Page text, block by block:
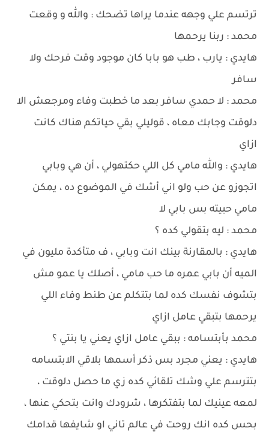
ترتسم علي وجهه عندما يراها تضحك : والله و وقعت
محمد : ربنا يرحمها
هايدي : يارب ، طب هو بابا كان موجود وقت فرحك ولا
سافر
محمد : لا حمدي سافر بعد ما خطبت وفاء ومرجعش الا
دلوقت وجابك معاه ، قوليلي بقي حياتكم هناك كانت
ازاي
هايدي : والله مامي كل اللي حكتهولي ، أن هي وبابي
اتجوزو عن حب ولو اني أشك في الموضوع ده ، يمكن
مامي حبيته بس بابي لا
محمد : ليه بتقولي كده ؟
هايدي : بالمقارنة بينك انت وبابي ، ف متأكدة مليون في
الميه أن بابي عمره ما حب مامي ، أصلك يا عمو مش
بتشوف نفسك كده لما بتتكلم عن طنط وفاء اللي
يرحمها بتبقي عامل ازاي
محمد بأبتسامه : ببقي عامل ازاي يعني يا بنتي ؟
هايدي : يعني مجرد بس ذكر أسمها بلاقي الابتسامه
بتترسم علي وشك تلقائي كده زي ما حصل دلوقت ،
لمعه عينيك لما بتفتكرها ، شرودك وانت بتحكي عنها ،
بحس كده انك روحت في عالم تاني او شايفها قدامك